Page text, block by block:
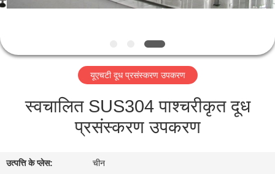
गुणवत्ता
यूएचटी दूध प्रसंस्करण उपकरण
स्वचालित SUS304 पाश्चरीकृत दूध
प्रसंस्करण उपकरण
उत्पत्ति के प्लेस: चीन